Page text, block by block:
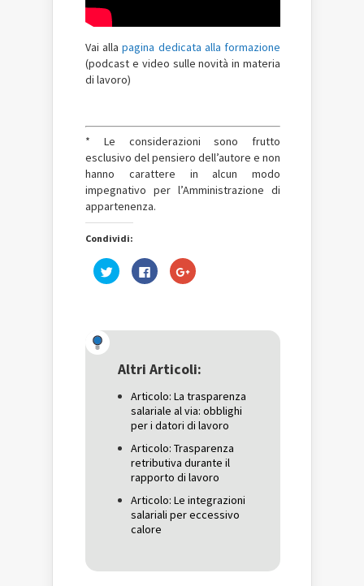
Vai allapagina dedicata alla formazione
(podcast e video sulle novità in materia
di lavoro)
* Le considerazioni sono frutto
esclusivo del pensiero dell’autore e non
hanno carattere in alcun modo
impegnativo per l’Amministrazione di
appartenenza.
Condividi:
Fai
clic
una
nuova
Fai
clic
nuova
finestra)
Fai
clic
una
nuova
Altri Articoli:
Articolo: La trasparenza
salariale al via: obblighi
per i datori di lavoro
Articolo: Trasparenza
retributiva durante il
rapporto di lavoro
Articolo: Le integrazioni
salariali per eccessivo
calore